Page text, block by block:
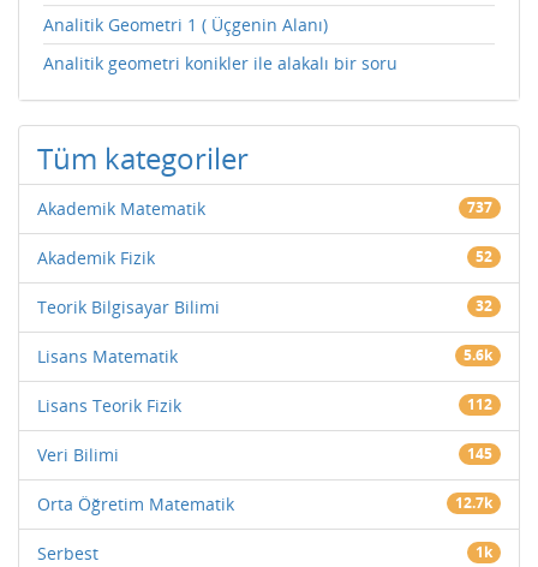
Analitik Geometri 1 ( Üçgenin Alanı)
Analitik geometri konikler ile alakalı bir soru
Tüm kategoriler
Akademik Matematik 737
Akademik Fizik 52
Teorik Bilgisayar Bilimi 32
Lisans Matematik 5.6k
Lisans Teorik Fizik 112
Veri Bilimi 145
Orta Öğretim Matematik 12.7k
Serbest 1k